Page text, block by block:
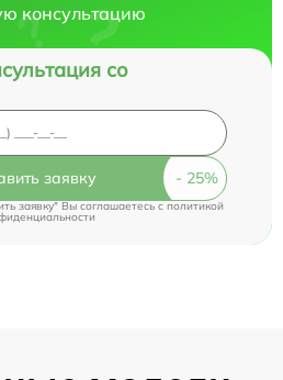
консультацию
со
заявку
заявку" Вы соглашаетесь cполитикой